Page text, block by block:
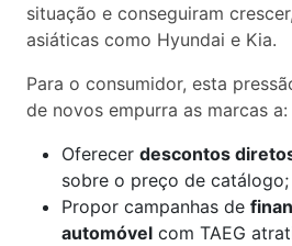
situação e conseguiram
asiáticas como Hyundai e Kia.
Para o consumidor, esta
de novos empurra as marcas a:
Oferecer descontos
sobre o preço de catálogo;
Propor campanhas de
automóvel com TAEG